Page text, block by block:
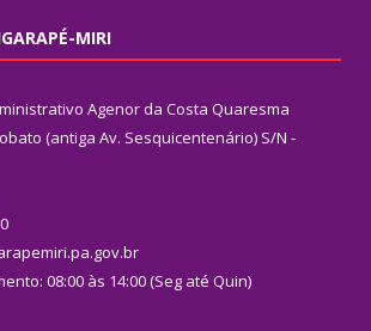
MIRI
Agenor da Costa Quaresma
(antiga Av. Sesquicentenário) S/N -
08:00 às 14:00 (Seg até Quin)